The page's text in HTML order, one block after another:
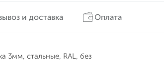
и доставка Оплата
3мм, стальные, RAL, без